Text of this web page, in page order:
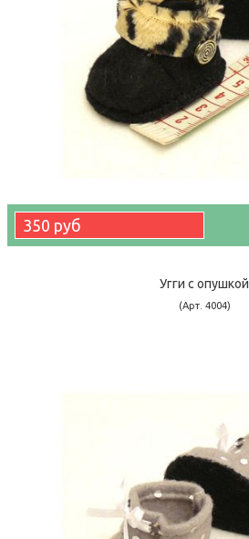
350 руб
Угги с опушкой
(Арт. 4004)